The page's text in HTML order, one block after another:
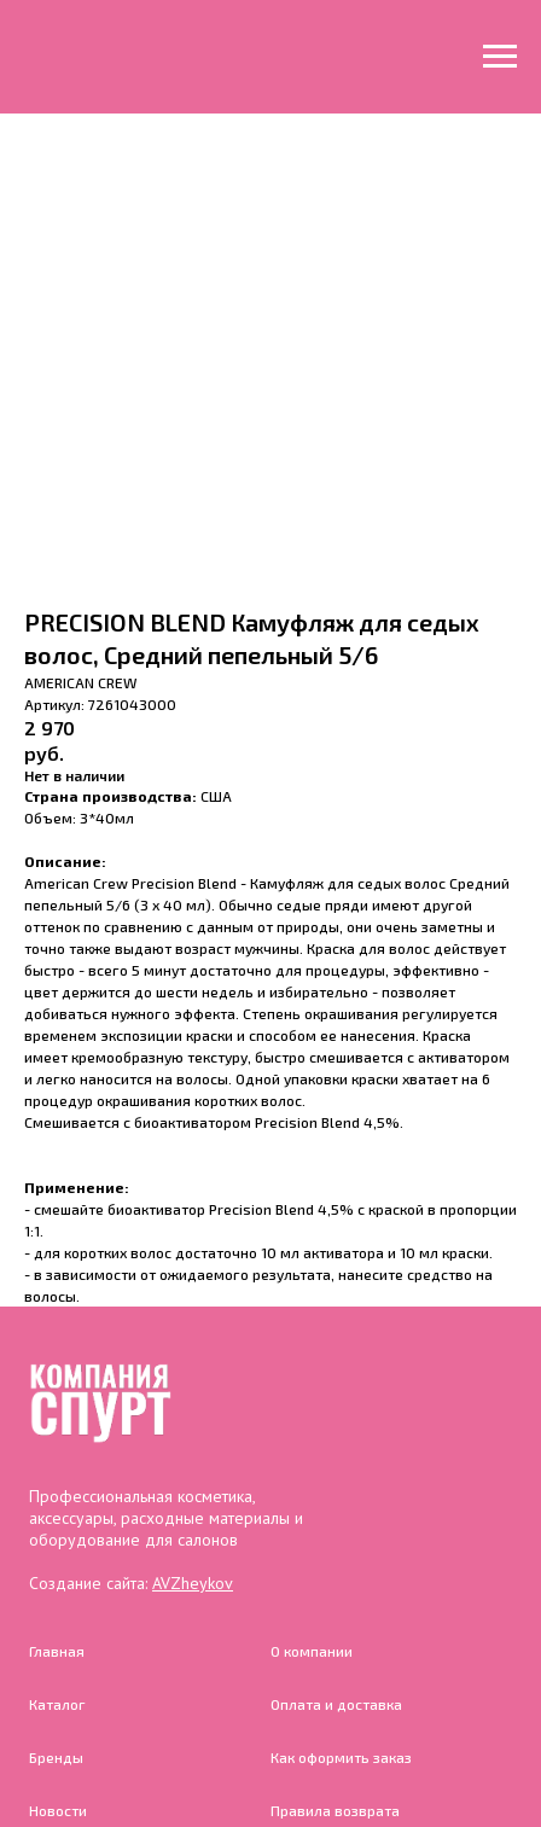
PRECISION BLEND Камуфляж для седых
волос, Средний пепельный 5/6
AMERICAN CREW
Артикул: 7261043000
2 970
руб.
Нет в наличии
Страна производства: США
Объем: 3*40мл
Описание:
American Crew Precision Blend - Камуфляж для седых волос Средний
пепельный 5/6 (3 x 40 мл). Обычно седые пряди имеют другой
оттенок по сравнению с данным от природы, они очень заметны и
точно также выдают возраст мужчины. Краска для волос действует
быстро - всего 5 минут достаточно для процедуры, эффективно -
цвет держится до шести недель и избирательно - позволяет
добиваться нужного эффекта. Степень окрашивания регулируется
временем экспозиции краски и способом ее нанесения. Краска
имеет кремообразную текстуру, быстро смешивается с активатором
и легко наносится на волосы. Одной упаковки краски хватает на 6
процедур окрашивания коротких волос.
Смешивается с биоактиватором Precision Blend 4,5%.
Применение:
- смешайте биоактиватор Precision Blend 4,5% с краской в пропорции
1:1.
- для коротких волос достаточно 10 мл активатора и 10 мл краски.
- в зависимости от ожидаемого результата, нанесите средство на
волосы.
Профессиональная косметика,
аксессуары, расходные материалы и
оборудование для салонов
Создание сайта: AVZheykov
Главная
Каталог
Бренды
Новости
О компании
Оплата и доставка
Как оформить заказ
Правила возврата